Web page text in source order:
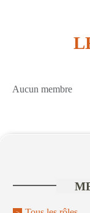
Aucun membre